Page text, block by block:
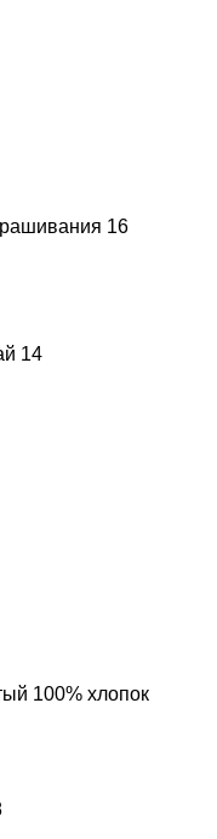
16
14
100% хлопок